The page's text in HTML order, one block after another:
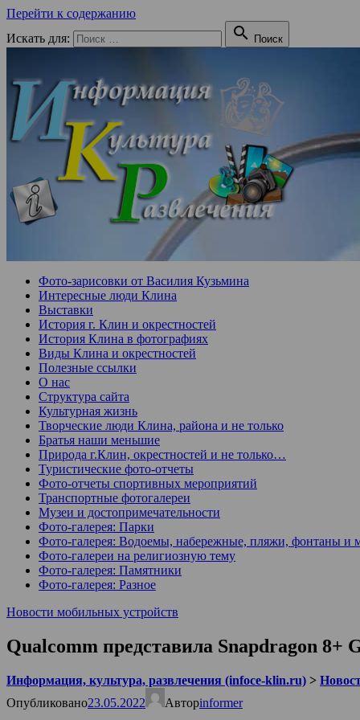
Перейти к содержанию
Искать для:
 Поиск
Фото-зарисовки от Василия Кузьмина
Интересные люди Клина
Выставки
История г. Клин и окрестностей
История Клина в фотографиях
Виды Клина и окрестностей
Полезные ссылки
О нас
Структура сайта
Культурная жизнь
Творческие люди Клина, района и не только
Братья наши меньшие
Природа г.Клин, окрестностей и не только…
Туристические фото-отчеты
Фото-отчеты спортивных мероприятий
Транспортные фотогалереи
Музеи и достопримечательности
Фото-галерея: Парки
Фото-галерея: Водоемы, набережные, пляжи, фонтаны и
Фото-галереи на религиозную тему
Фото-галерея: Памятники
Фото-галерея: Разное
Новости мобильных устройств
Qualcomm представила Snapdragon 8+
Информация, культура, развлечения (infoce-klin.ru) >
Опубликовано23.05.2022 Авторinformer